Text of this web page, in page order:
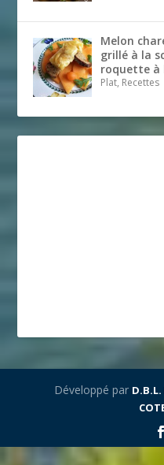
Melon
grillé à la
roquette à
Plat, Recettes
Développé par